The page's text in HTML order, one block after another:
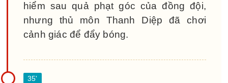
hiểm sau quả phạt góc của đồng đội,
nhưng thủ môn Thanh Diệp đã chơi
cảnh giác để đẩy bóng.